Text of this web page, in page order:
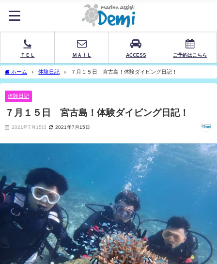
ＴＥＬ ＭＡＩＬ ACCESS ご予約はこちら
ホーム 体験日記 ７月１５日 宮古島！体験ダイビング日記！
体験日記
７月１５日 宮古島！体験ダイビング日記！
2021年7月15日 2021年7月15日